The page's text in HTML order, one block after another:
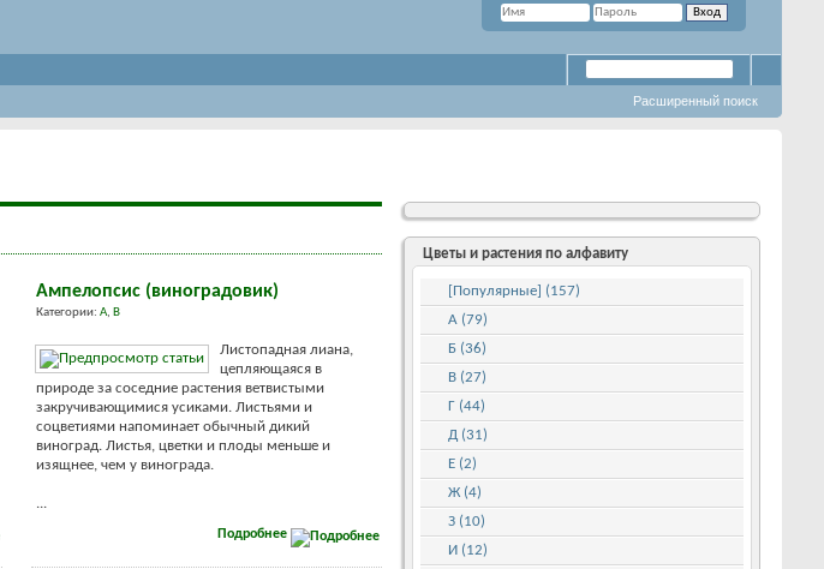
Расширенный поиск
Ампелопсис (виноградовик)
Категории: А, В
Листопадная лиана,
цепляющаяся в
природе за соседние растения ветвистыми
закручивающимися усиками. Листьями и
соцветиями напоминает обычный дикий
виноград. Листья, цветки и плоды меньше и
изящнее, чем у винограда.
Подробнее
Цветы и растения по алфавиту
[Популярные] (157)
А (79)
Б (36)
В (27)
Г (44)
Д (31)
Е (2)
Ж (4)
З (10)
И (12)